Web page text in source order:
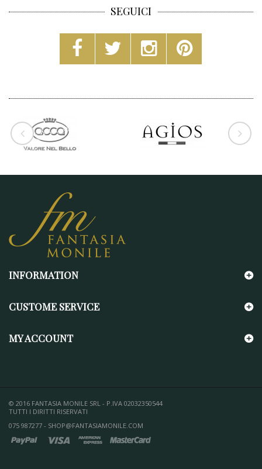
SEGUICI
INFORMATION
CUSTOME SERVICE
MY ACCOUNT
© 2016 FANTASIA MONILE SRL - P.IVA 02032350544
TUTTI I DIRITTI RISERVATI
075 987277 - SHOP@FANTASIAMONILE.COM